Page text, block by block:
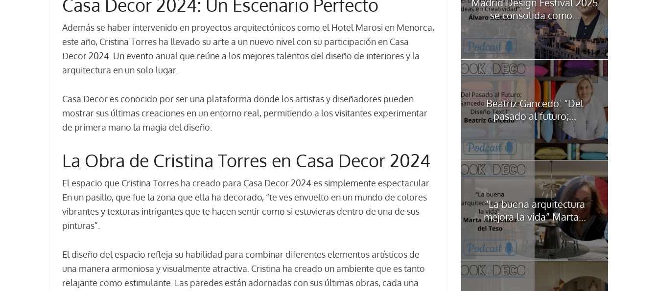
Casa Decor 2024: Un Escenario Perfecto
Además se haber intervenido en proyectos arquitectónicos como el Hotel Marosi en Menorca,
este año, Cristina Torres ha llevado su arte a un nuevo nivel con su participación en Casa
Decor 2024. Un evento anual que reúne a los mejores talentos del diseño de interiores y la
arquitectura en un solo lugar.
Casa Decor es conocido por ser una plataforma donde los artistas y diseñadores pueden
mostrar sus últimas creaciones en un entorno real, permitiendo a los visitantes experimentar
de primera mano la magia del diseño.
La Obra de Cristina Torres en Casa Decor 2024
El espacio que Cristina Torres ha creado para Casa Decor 2024 es simplemente espectacular.
En un pasillo, que fue la zona que ella ha decorado, “te ves envuelto en un mundo de colores
vibrantes y texturas intrigantes que te hacen sentir como si estuvieras dentro de una de sus
pinturas”.
El diseño del espacio refleja su habilidad para combinar diferentes elementos artísticos de
una manera armoniosa y visualmente atractiva. Cristina ha creado un ambiente que es tanto
relajante como estimulante. Las paredes están adornadas con sus últimas obras, cada una
se consolida como...
Beatriz Gancedo: “Del
pasado al futuro;...
“La buena arquitectura
mejora la vida” Marta...